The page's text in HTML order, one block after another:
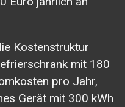
Kostenstruktur
mit 180
pro Jahr,
Gerät mit 300 kWh